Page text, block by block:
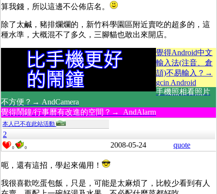
算我錢，所以這邊不公佈店名。
除了太鹹，豬排爛爛的，新竹科學園區附近賣吃的超多的，這
種水準，大概混不了多久，三腳貓也敢出來開店。
覺得Android中文
輸入法(注音、倉
頡)不易輸入？→
gcin Android
手機照相看照片
不方便？→ AndCamera
覺得鬧鐘/行事曆有改進的空間？→ AndAlarm
本人已不在此站活動
2
0 0 2008-05-24 quote
呃，還有這招，學起來備用！
我很喜歡吃蛋包飯，只是，可能是太麻煩了，比較少看到有人